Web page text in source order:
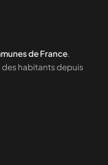
de France.
des habitants depuis